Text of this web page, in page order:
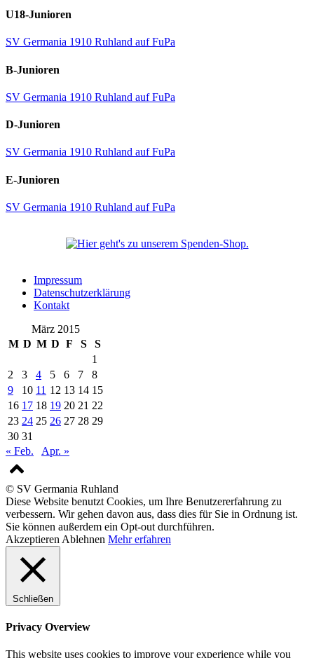
U18-Junioren
SV Germania 1910 Ruhland auf FuPa
B-Junioren
SV Germania 1910 Ruhland auf FuPa
D-Junioren
SV Germania 1910 Ruhland auf FuPa
E-Junioren
SV Germania 1910 Ruhland auf FuPa
Impressum
Datenschutzerklärung
Kontakt
März 2015
M D M D F S
S
1
2
3 4 5 6 7
8
9
10 11 12 13 14 15
16 17 18 19 20 21 22
23 24 25 26 27 28 29
30 31
« Feb.
Apr. »
© SV Germania Ruhland
Diese Website benutzt Cookies, um Ihre Benutzererfahrung zu
verbessern. Wir gehen davon aus, dass dies für Sie in Ordnung ist.
Sie können außerdem ein Opt-out durchführen.
Akzeptieren Ablehnen Mehr erfahren
Schließen
Privacy Overview
This website uses cookies to improve your experience while you